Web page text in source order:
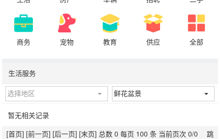
商务 宠物 教育 供应 全部
生活服务
选择地区 鲜花盆景
暂无相关记录
[首页] [前一页] [后一页] [末页] 总数 0 每页 100 条 当前页次 0/0 跳